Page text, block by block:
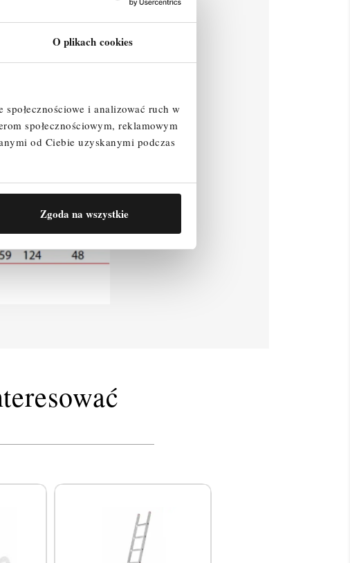
O plikach cookies
i analizować ruch w
społecznościowym, reklamowym
od Ciebie uzyskanymi podczas
Zgoda na wszystkie